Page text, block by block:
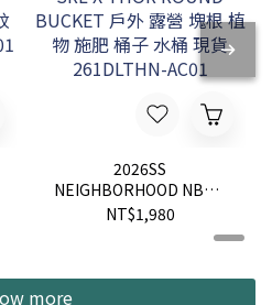
2026SS
NEIGHBORHOOD NBHD
SRL X THOR ROUND
BUCKET 戶外 露營 塊根
NT$1,980
more